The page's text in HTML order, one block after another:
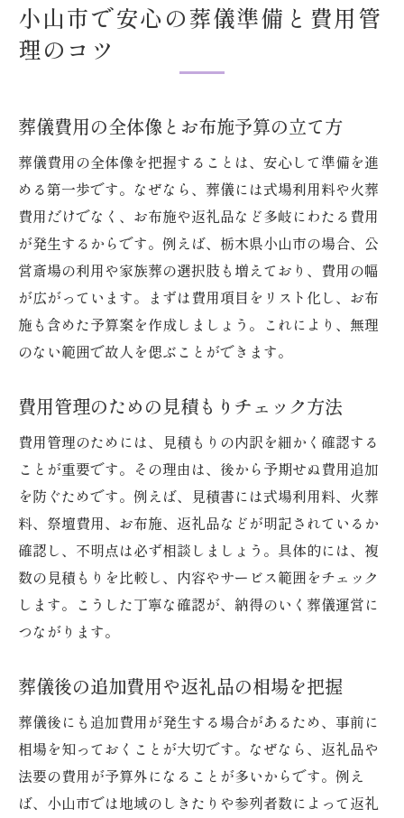
小山市で安心の葬儀準備と費用管
理のコツ
葬儀費用の全体像とお布施予算の立て方
葬儀費用の全体像を把握することは、安心して準備を進
める第一歩です。なぜなら、葬儀には式場利用料や火葬
費用だけでなく、お布施や返礼品など多岐にわたる費用
が発生するからです。例えば、栃木県小山市の場合、公
営斎場の利用や家族葬の選択肢も増えており、費用の幅
が広がっています。まずは費用項目をリスト化し、お布
施も含めた予算案を作成しましょう。これにより、無理
のない範囲で故人を偲ぶことができます。
費用管理のための見積もりチェック方法
費用管理のためには、見積もりの内訳を細かく確認する
ことが重要です。その理由は、後から予期せぬ費用追加
を防ぐためです。例えば、見積書には式場利用料、火葬
料、祭壇費用、お布施、返礼品などが明記されているか
確認し、不明点は必ず相談しましょう。具体的には、複
数の見積もりを比較し、内容やサービス範囲をチェック
します。こうした丁寧な確認が、納得のいく葬儀運営に
つながります。
葬儀後の追加費用や返礼品の相場を把握
葬儀後にも追加費用が発生する場合があるため、事前に
相場を知っておくことが大切です。なぜなら、返礼品や
法要の費用が予算外になることが多いからです。例え
ば、小山市では地域のしきたりや参列者数によって返礼